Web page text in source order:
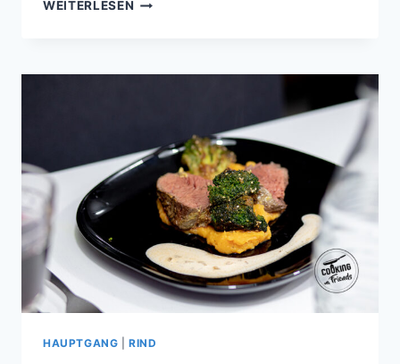
WEITERLESEN
|
HAUPTGANG |RIND